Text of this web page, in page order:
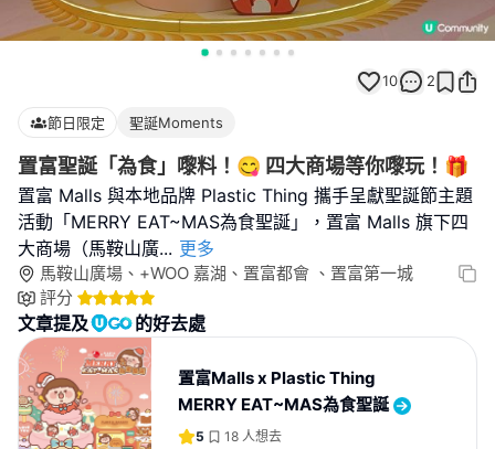
10 2
節日限定 聖誕Moments
置富聖誕「為食」嚟料！😋 四大商場等你嚟玩！🎁
置富 Malls 與本地品牌 Plastic Thing 攜手呈獻聖誕節主題
活動「MERRY EAT~MAS為食聖誕」，置富 Malls 旗下四
大商場（馬鞍山廣... 更多
馬鞍山廣場、+WOO 嘉湖、置富都會 、置富第一城
評分
文章提及 的好去處
置富Malls x Plastic Thing
MERRY EAT~MAS為食聖誕
5 18 人想去